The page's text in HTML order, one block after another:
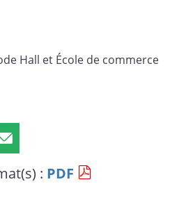
Hall et École de commerce
Partager
page
: PDF